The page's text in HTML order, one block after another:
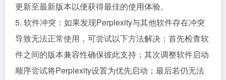
更新至最新版本以便获得最佳的使用体验。
5. 软件冲突：如果发现Perplexity与其他软件存在冲突
导致无法正常使用，可尝试以下方法解决：首先检查软
件之间的版本兼容性确保彼此支持；其次调整软件启动
顺序尝试将Perplexity设置为优先启动；最后若仍无法